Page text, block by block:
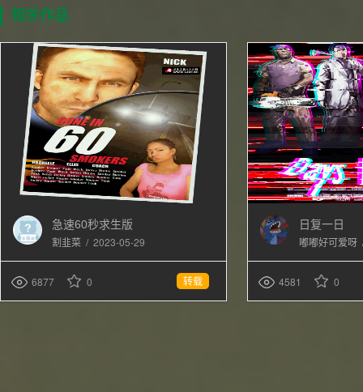
相关作品
急速60秒求生版
割韭菜 / 2023-05-29
6877 0 转载
日复一日
嘟嘟好可爱呀
4581 0